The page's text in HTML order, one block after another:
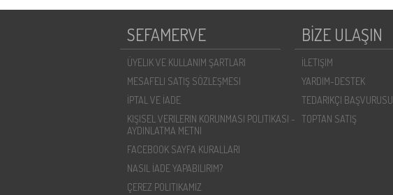
SEFAMERVE
ÜYELIK VE KULLANIM ŞARTLARI
MESAFELI SATIŞ SÖZLEŞMESI
İPTAL VE İADE
KIŞISEL VERILERIN KORUNMASI POLITIKASI -
AYDINLATMA METNI
FACEBOOK SAYFA KURALLARI
NASIL İADE YAPABILIRIM?
ÇEREZ POLITIKAMIZ
BİZE ULAŞIN
İLETIŞIM
YARDIM-DESTEK
TEDARIKÇI BAŞVURUSU
TOPTAN SATIŞ